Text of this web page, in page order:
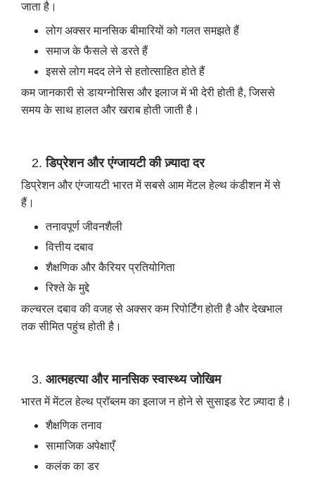
जाता है।
लोग अक्सर मानसिक बीमारियों को गलत समझते हैं
समाज के फैसले से डरते हैं
इससे लोग मदद लेने से हतोत्साहित होते हैं
कम जानकारी से डायग्नोसिस और इलाज में भी देरी होती है, जिससे
समय के साथ हालत और खराब होती जाती है।
डिप्रेशन और एंग्जायटी की ज़्यादा दर
डिप्रेशन और एंग्जायटी भारत में सबसे आम मेंटल हेल्थ कंडीशन में से
हैं।
तनावपूर्ण जीवनशैली
वित्तीय दबाव
शैक्षणिक और कैरियर प्रतियोगिता
रिश्ते के मुद्दे
कल्चरल दबाव की वजह से अक्सर कम रिपोर्टिंग होती है और देखभाल
तक सीमित पहुंच होती है।
आत्महत्या और मानसिक स्वास्थ्य जोखिम
भारत में मेंटल हेल्थ प्रॉब्लम का इलाज न होने से सुसाइड रेट ज़्यादा है।
शैक्षणिक तनाव
सामाजिक अपेक्षाएँ
कलंक का डर